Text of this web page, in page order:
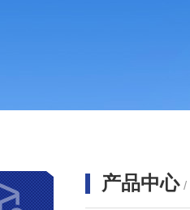
产品中心 /